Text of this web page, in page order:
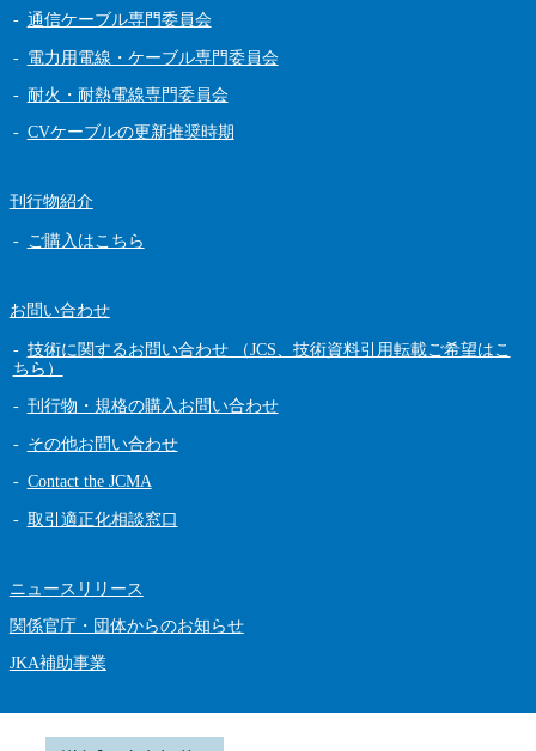
通信ケーブル専門委員会
電力用電線・ケーブル専門委員会
耐火・耐熱電線専門委員会
CVケーブルの更新推奨時期
刊行物紹介
ご購入はこちら
お問い合わせ
技術に関するお問い合わせ （JCS、技術資料引用転載ご希望はこ
ちら）
刊行物・規格の購入お問い合わせ
その他お問い合わせ
Contact the JCMA
取引適正化相談窓口
ニュースリリース
関係官庁・団体からのお知らせ
JKA補助事業